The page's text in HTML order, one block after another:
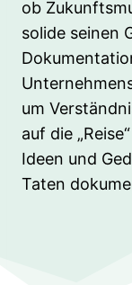
ob
solide seinen
um
auf die
Ideen und
Taten